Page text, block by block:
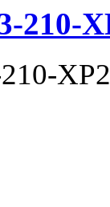
210-